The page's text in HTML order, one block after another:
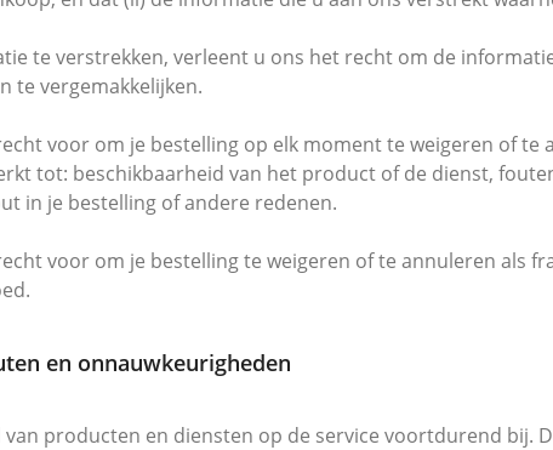
te verstrekken, verleent u ons het recht om de
te vergemakkelijken.
voor om je bestelling op elk moment te weigeren of te
tot: beschikbaarheid van het product of de dienst,
in je bestelling of andere redenen.
voor om je bestelling te weigeren of te annuleren als
en onnauwkeurigheden
van producten en diensten op de service voortdurend bij.